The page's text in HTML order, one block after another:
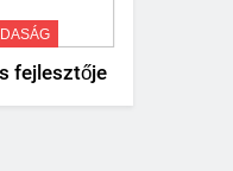
fejlesztője